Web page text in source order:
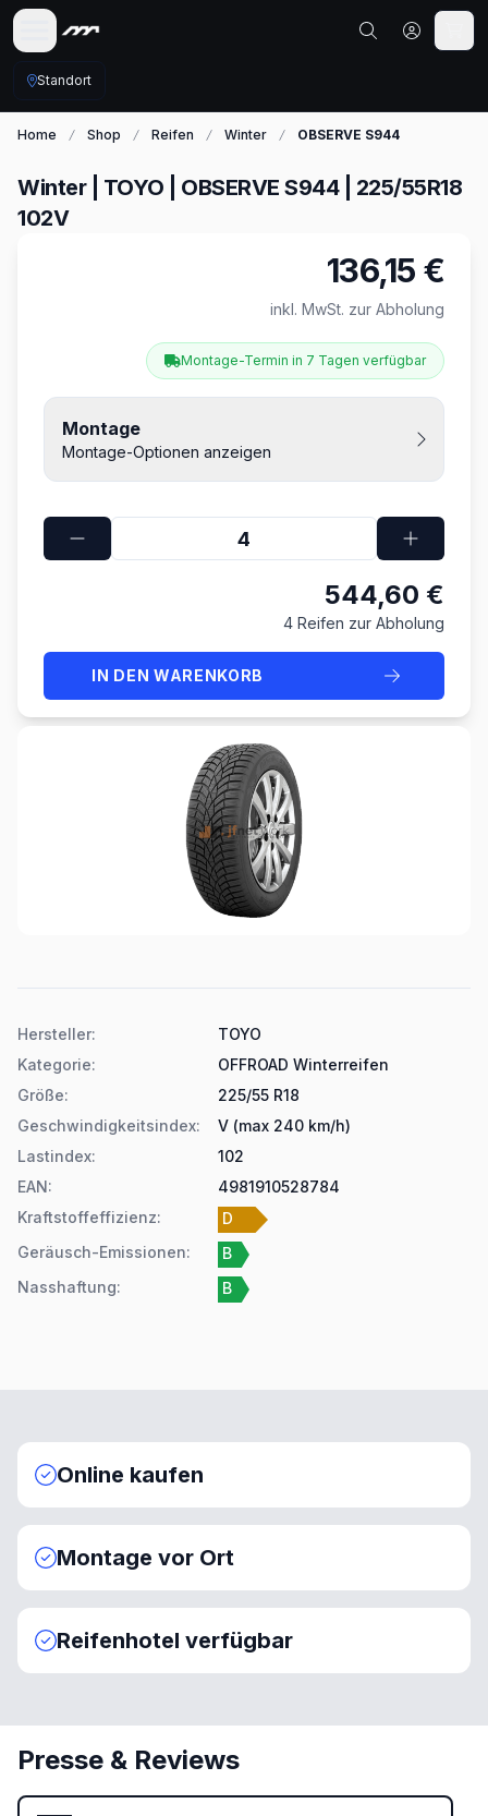
Standort
Home Shop Reifen Winter OBSERVE S944
Winter | TOYO | OBSERVE S944 | 225/55R18
102V
136,15 €
inkl. MwSt. zur Abholung
Montage-Termin in 7 Tagen verfügbar
Montage
Montage-Optionen anzeigen
544,60 €
4 Reifen zur Abholung
IN DEN WARENKORB
Hersteller:
TOYO
Kategorie:
OFFROAD Winterreifen
Größe:
225/55 R18
Geschwindigkeitsindex:
V (max 240 km/h)
Lastindex:
102
EAN:
4981910528784
Kraftstoffeffizienz:
D
Geräusch-Emissionen:
B
Nasshaftung: B
Online kaufen
Montage vor Ort
Reifenhotel verfügbar
Presse & Reviews